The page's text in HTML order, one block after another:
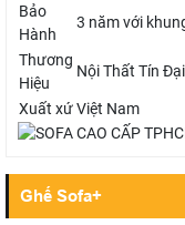
Bảo
Hành
3 năm với
Thương
Hiệu
Nội Thất Tín
Xuất xứViệt Nam
Ghế Sofa+